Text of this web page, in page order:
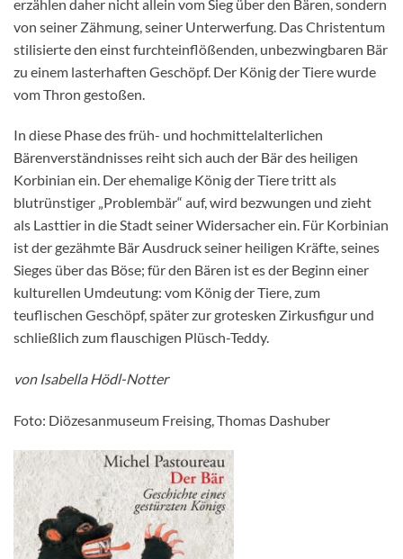
erzählen daher nicht allein vom Sieg über den Bären, sondern
von seiner Zähmung, seiner Unterwerfung. Das Christentum
stilisierte den einst furchteinflößenden, unbezwingbaren Bär
zu einem lasterhaften Geschöpf. Der König der Tiere wurde
vom Thron gestoßen.
In diese Phase des früh- und hochmittelalterlichen
Bärenverständnisses reiht sich auch der Bär des heiligen
Korbinian ein. Der ehemalige König der Tiere tritt als
blutrünstiger „Problembär“ auf, wird bezwungen und zieht
als Lasttier in die Stadt seiner Widersacher ein. Für Korbinian
ist der gezähmte Bär Ausdruck seiner heiligen Kräfte, seines
Sieges über das Böse; für den Bären ist es der Beginn einer
kulturellen Umdeutung: vom König der Tiere, zum
teuflischen Geschöpf, später zur grotesken Zirkusfigur und
schließlich zum flauschigen Plüsch-Teddy.
von Isabella Hödl-Notter
Foto: Diözesanmuseum Freising, Thomas Dashuber